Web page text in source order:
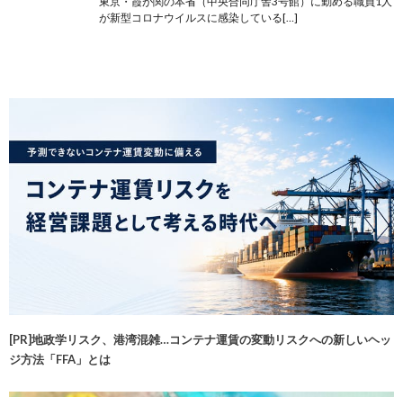
が新型コロナウイルスに感染している[…]
[PR]地政学リスク、港湾混雑…コンテナ運賃の変動リスクへの新しいヘッ
ジ方法「FFA」とは